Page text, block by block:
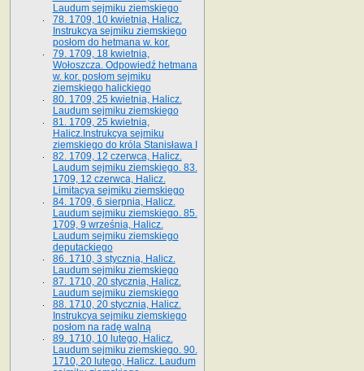
Laudum sejmiku ziemskiego
78. 1709, 10 kwietnia, Halicz.
Instrukcya sejmiku ziemskiego
posłom do hetmana w. kor.
79. 1709, 18 kwietnia,
Wołoszcza. Odpowiedź hetmana
w. kor. posłom sejmiku
ziemskiego halickiego
80. 1709, 25 kwietnia, Halicz.
Laudum sejmiku ziemskiego
81. 1709, 25 kwietnia,
Halicz.Instrukcya sejmiku
ziemskiego do króla Stanisława I
82. 1709, 12 czerwca, Halicz.
Laudum sejmiku ziemskiego. 83.
1709, 12 czerwca, Halicz.
Limitacya sejmiku ziemskiego
84. 1709, 6 sierpnia, Halicz.
Laudum sejmiku ziemskiego. 85.
1709, 9 września, Halicz.
Laudum sejmiku ziemskiego
deputackiego
86. 1710, 3 stycznia, Halicz.
Laudum sejmiku ziemskiego
87. 1710, 20 stycznia, Halicz.
Laudum sejmiku ziemskiego
88. 1710, 20 stycznia, Halicz.
Instrukcya sejmiku ziemskiego
posłom na radę walną
89. 1710, 10 lutego, Halicz.
Laudum sejmiku ziemskiego. 90.
1710, 20 lutego, Halicz. Laudum